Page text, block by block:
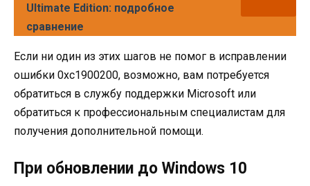
Ultimate Edition: подробное
сравнение
Если ни один из этих шагов не помог в исправлении
ошибки 0xc1900200, возможно, вам потребуется
обратиться в службу поддержки Microsoft или
обратиться к профессиональным специалистам для
получения дополнительной помощи.
При обновлении до Windows 10